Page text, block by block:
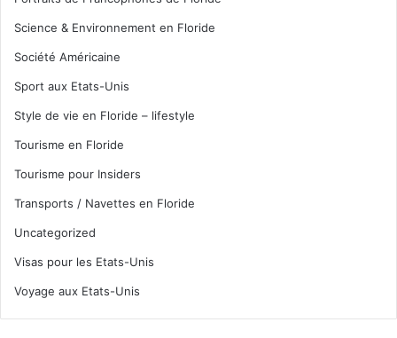
Science & Environnement en Floride
Société Américaine
Sport aux Etats-Unis
Style de vie en Floride – lifestyle
Tourisme en Floride
Tourisme pour Insiders
Transports / Navettes en Floride
Uncategorized
Visas pour les Etats-Unis
Voyage aux Etats-Unis